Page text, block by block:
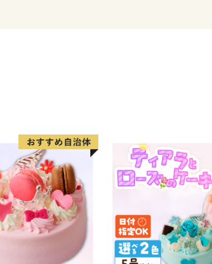
横浜市への「ふるさと納税」を通じて、横浜
さい！
（※横浜市外在住の個人の方にお礼の品をお贈
住の方にはお礼の品はお贈りできません。また
からのご寄附においては、お礼の品をお贈り出
ださい。）